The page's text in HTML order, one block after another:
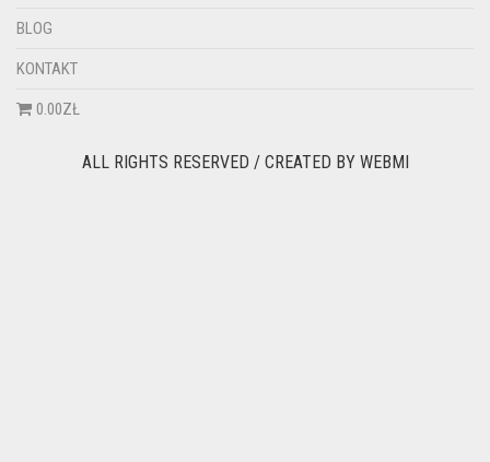
BLOG
KONTAKT
0.00ZŁ
ALL RIGHTS RESERVED / CREATED BY WEBMI